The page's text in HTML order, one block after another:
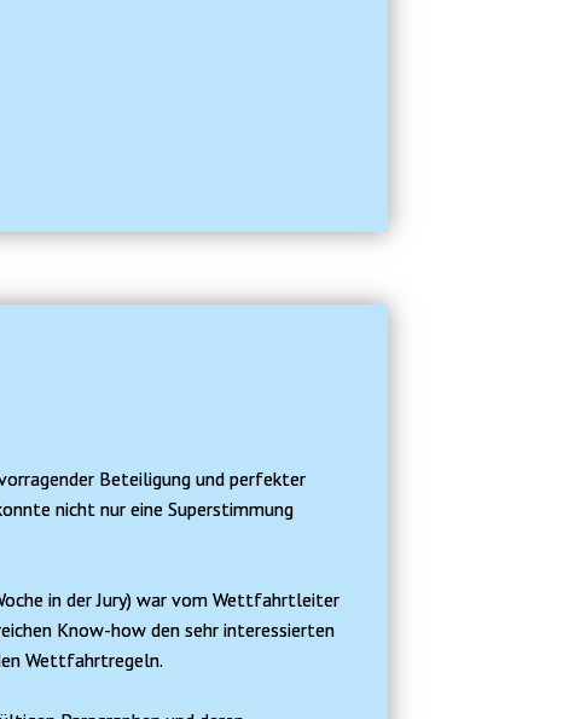
Beteiligung und perfekter
nicht nur eine Superstimmung
in der Jury) war vom Wettfahrtleiter
Know-how den sehr interessierten
Wettfahrtregeln.